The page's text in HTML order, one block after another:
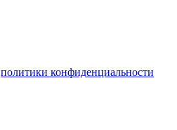
политики конфиденциальности